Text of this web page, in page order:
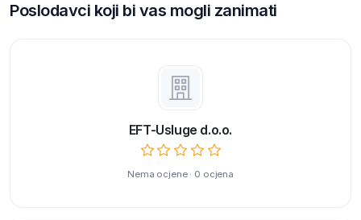
Poslodavci koji bi vas mogli zanimati
EFT-Usluge d.o.o.
Nema ocjene · 0 ocjena